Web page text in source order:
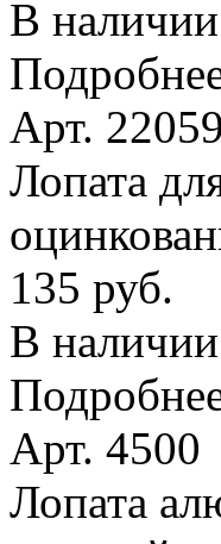
В наличии
Арт. 22059
Лопата
135 руб.
В наличии
Арт. 4500
Лопата